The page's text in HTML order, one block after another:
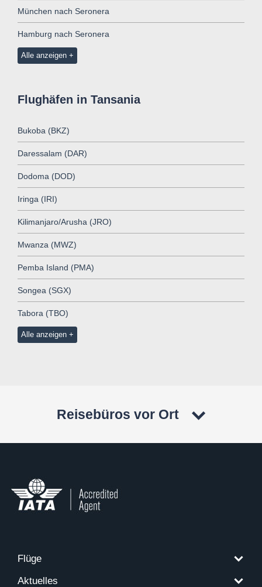
München nach Seronera
Hamburg nach Seronera
Alle anzeigen
Flughäfen in Tansania
Bukoba (BKZ)
Daressalam (DAR)
Dodoma (DOD)
Iringa (IRI)
Kilimanjaro/Arusha (JRO)
Mwanza (MWZ)
Pemba Island (PMA)
Songea (SGX)
Tabora (TBO)
Alle anzeigen
Reisebüros vor Ort
Flüge
Aktuelles